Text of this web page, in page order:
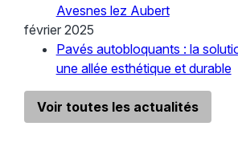
Avesnes lez Aubert
février 2025
Pavés autobloquants : la
une allée esthétique et durable
Voir toutes les actualités